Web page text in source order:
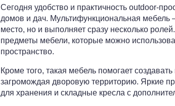
Сегодня удобство и практичность outdoor-
домов и дач. Мультифункциональная
место, но и выполняет сразу несколько
предметы мебели, которые можно
пространство.
Кроме того, такая мебель помогает
загромождая дворовую территорию. Яркие
для хранения и складные кресла с